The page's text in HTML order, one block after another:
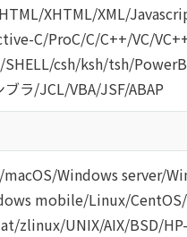
XHTML/XML/
C/ProC/C/C++/VC/
/csh/ksh/tsh/
ブラ/JCL/VBA/JSF/ABAP
/macOS/Windows server/
mobile/Linux/CentOS/
/zlinux/UNIX/AIX/BSD/